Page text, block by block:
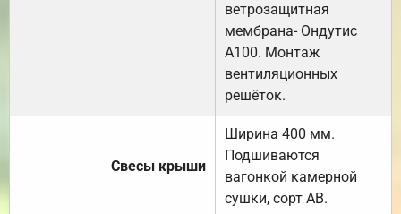
ветрозащитная
мембрана- Ондутис
А100. Монтаж
вентиляционных
решёток.
Свесы крыши
Ширина 400 мм.
Подшиваются
вагонкой камерной
сушки, сорт АВ.